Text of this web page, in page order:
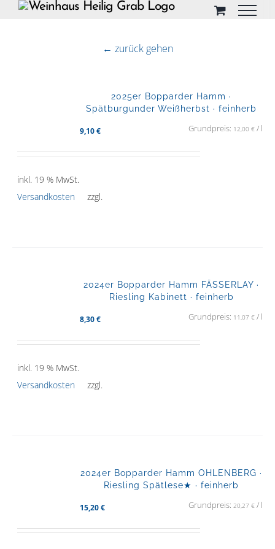
← zurück gehen
2025er Bopparder Hamm ·
Spätburgunder Weißherbst · feinherb
9,10€ Grundpreis: 12,00 €/ l
inkl. 19 % MwSt.
zzgl.
Versandkosten
2024er Bopparder Hamm FÄSSERLAY ·
Riesling Kabinett · feinherb
8,30€ Grundpreis: 11,07 €/ l
inkl. 19 % MwSt.
zzgl.
Versandkosten
2024er Bopparder Hamm OHLENBERG ·
Riesling Spätlese★ · feinherb
15,20€ Grundpreis: 20,27 €/ l